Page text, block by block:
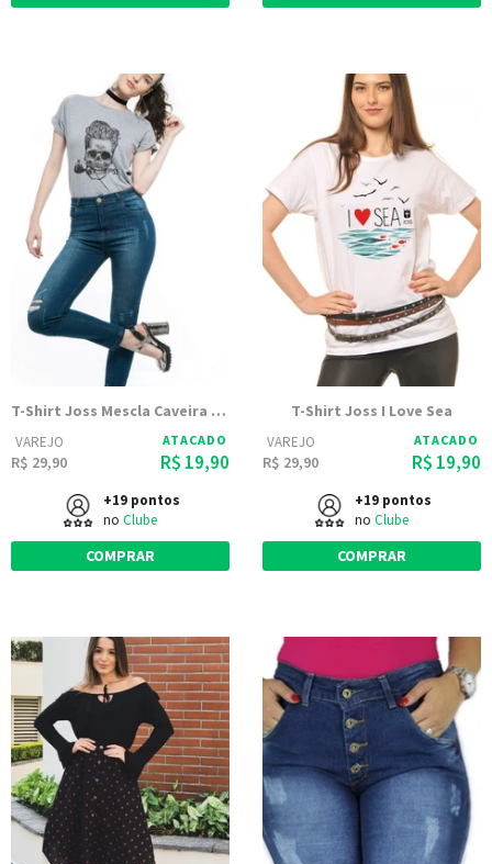
T-Shirt Joss Mescla Caveira Charuto
VAREJO
R$ 29,90
ATACADO
R$ 19,90
+19 pontos
no Clube
COMPRAR
T-Shirt Joss I Love Sea
VAREJO
R$ 29,90
ATACADO
R$ 19,90
+19 pontos
no Clube
COMPRAR